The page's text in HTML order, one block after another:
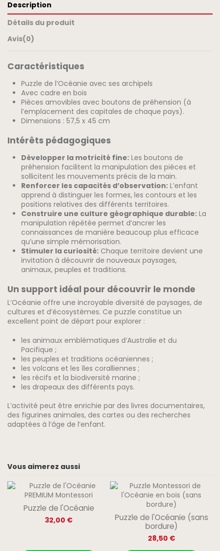
Description
Détails du produit
Avis(0)
Caractéristiques
Puzzle de l’Océanie avec ses archipels
Avec cadre en bois
Pièces amovibles avec boutons de préhension (à
l’emplacement des capitales de chaque pays).
Dimensions : 57,5 x 45 cm
Intérêts pédagogiques
Développer la motricité fine: Les boutons de
préhension facilitent la manipulation des pièces et
sollicitent les mouvements précis de la main.
Renforcer les capacités d’observation: L’enfant
apprend à distinguer les formes, les contours et les
positions relatives des différents territoires.
Construire une culture géographique durable: La
manipulation répétée permet d’ancrer les
connaissances de manière beaucoup plus efficace
qu’une simple mémorisation.
Stimuler la curiosité: Chaque territoire devient une
invitation à découvrir de nouveaux paysages,
animaux, peuples et traditions.
Un support idéal pour découvrir le monde
L’Océanie offre une incroyable diversité de paysages, de
cultures et d’écosystèmes. Ce puzzle constitue un
excellent point de départ pour explorer :
les animaux emblématiques d’Australie et du
Pacifique ;
les peuples et traditions océaniennes ;
les volcans et les îles coralliennes ;
les récifs et la biodiversité marine ;
les drapeaux des différents pays.
L’activité peut être enrichie par des livres documentaires,
des figurines animales, des cartes ou des recherches
adaptées à l’âge de l’enfant.
Vous aimerez aussi
Puzzle de l'Océanie
32,00 €
Puzzle de l'Océanie (sans
bordure)
28,50 €